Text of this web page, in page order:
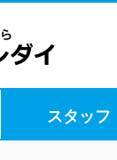
スタッフ